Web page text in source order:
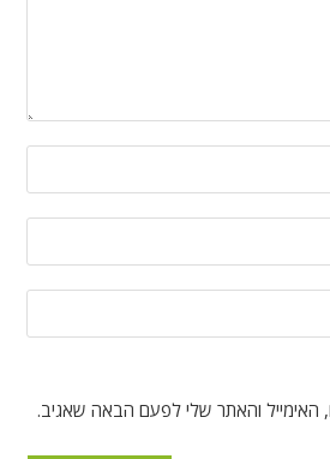
והאתר שלי לפעם הבאה שאגיב.